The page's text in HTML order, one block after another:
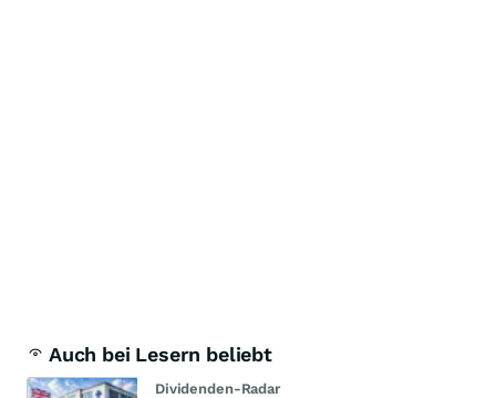
Auch bei Lesern beliebt
Dividenden-Radar